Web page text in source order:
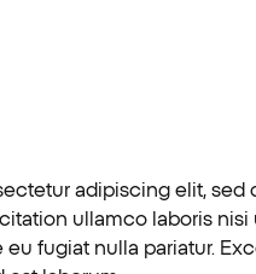
adipiscing elit,
ullamco laboris
fugiat nulla pariatur.